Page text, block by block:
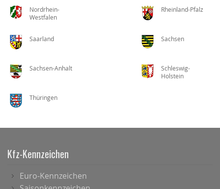
Nordrhein-
Westfalen
Rheinland-Pfalz
Saarland Sachsen
Sachsen-Anhalt
Schleswig-
Holstein
Thüringen
Kfz-Kennzeichen
Euro-Kennzeichen